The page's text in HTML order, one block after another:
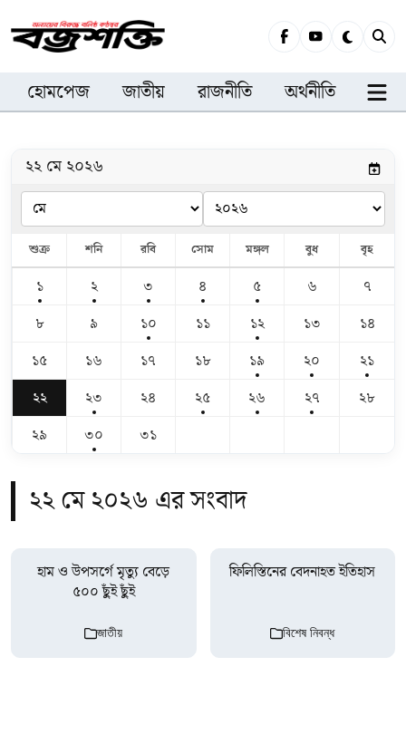
হোমপেজ জাতীয় রাজনীতি অর্থনীতি
২২ মে ২০২৬ এর সংবাদ
হাম ও উপসর্গে মৃত্যু বেড়ে
৫০০ ছুঁই ছুঁই
জাতীয়
ফিলিস্তিনের বেদনাহত ইতিহাস
বিশেষ নিবন্ধ
২২ মে ২০২৬
শুক্র শনি রবি সোম মঙ্গল বুধ বৃহ
১ ২ ৩ ৪ ৫ ৬
৭
৮
৯ ১০ ১১ ১২ ১৩
১৪
১৫
১৬ ১৭ ১৮ ১৯ ২০
২১
২২
২৩ ২৪ ২৫ ২৬ ২৭
২৮
২৯
৩০ ৩১